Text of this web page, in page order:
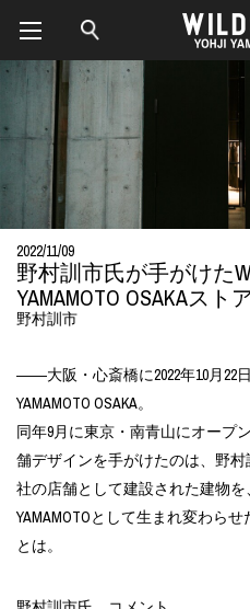
2022/11/09
野村訓市氏が手がけた
YAMAMOTO OSAKAスト
野村訓市
――大阪・心斎橋に2022年10月22日
YAMAMOTO OSAKA。
同年9月に東京・南青山にオープ
舗デザインを手がけたのは、野
社の店舗として建設された建物を
YAMAMOTOとして生まれ変わら
とは。